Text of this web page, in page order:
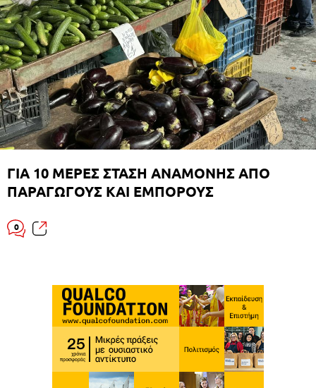
ΓΙΑ 10 ΜΕΡΕΣ ΣΤΑΣΗ ΑΝΑΜΟΝΗΣ ΑΠΟ
ΠΑΡΑΓΩΓΟΥΣ ΚΑΙ ΕΜΠΟΡΟΥΣ
0